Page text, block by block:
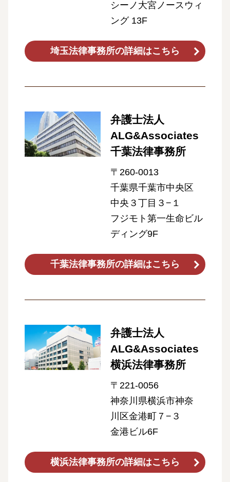
シーノ大宮ノースウィ
ング 13F
埼玉法律事務所の詳細はこちら
弁護士法人
ALG&Associates
千葉法律事務所
〒260-0013
千葉県千葉市中央区
中央３丁目３−１
フジモト第一生命ビル
ディング9F
千葉法律事務所の詳細はこちら
弁護士法人
ALG&Associates
横浜法律事務所
〒221-0056
神奈川県横浜市神奈
川区金港町７−３
金港ビル6F
横浜法律事務所の詳細はこちら